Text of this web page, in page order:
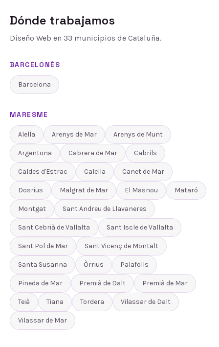
Dónde trabajamos
Diseño Web en 33 municipios de Cataluña.
BARCELONÈS
Barcelona
MARESME
Alella Arenys de Mar Arenys de Munt
Argentona Cabrera de Mar Cabrils
Caldes d'Estrac Calella Canet de Mar
Dosrius Malgrat de Mar El Masnou Mataró
Montgat Sant Andreu de Llavaneres
Sant Cebrià de Vallalta Sant Iscle de Vallalta
Sant Pol de Mar Sant Vicenç de Montalt
Santa Susanna Òrrius Palafolls
Pineda de Mar Premià de Dalt Premià de Mar
Teià Tiana Tordera Vilassar de Dalt
Vilassar de Mar